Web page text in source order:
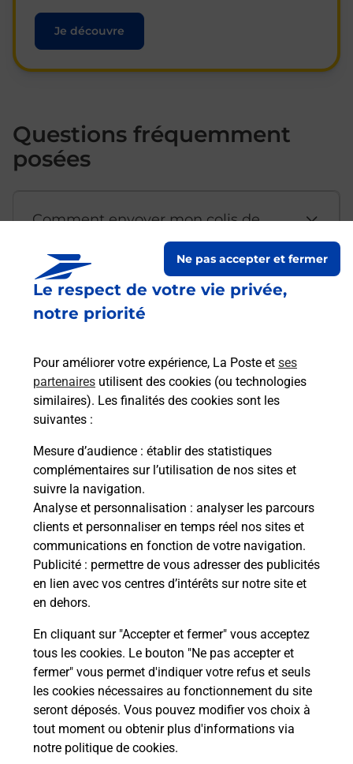
Le respect de votre vie privée,
notre priorité
Pour améliorer votre expérience, La Poste et ses
partenaires utilisent des cookies (ou technologies
similaires). Les finalités des cookies sont les
suivantes :
Mesure d’audience : établir des statistiques
complémentaires sur l’utilisation de nos sites et
suivre la navigation.
Analyse et personnalisation : analyser les parcours
clients et personnaliser en temps réel nos sites et
communications en fonction de votre navigation.
Publicité : permettre de vous adresser des publicités
en lien avec vos centres d’intérêts sur notre site et
en dehors.
En cliquant sur "Accepter et fermer" vous acceptez
tous les cookies. Le bouton "Ne pas accepter et
fermer" vous permet d'indiquer votre refus et seuls
les cookies nécessaires au fonctionnement du site
seront déposés. Vous pouvez modifier vos choix à
tout moment ou obtenir plus d'informations via
notre politique de cookies.
Ne pas accepter et fermer
Je découvre
Questions fréquemment
posées
Comment envoyer mon colis de
Est-il possible d’acheter un
emballage directement depuis un
Comment demander une
modification de livraison ?
Comment La Poste participe-t-elle
à votre sécurité au quotidien ?
Puis-je passer mon code de la route
avec La Poste et sous quelles
conditions ?
Localiser Liste Landes ORIST